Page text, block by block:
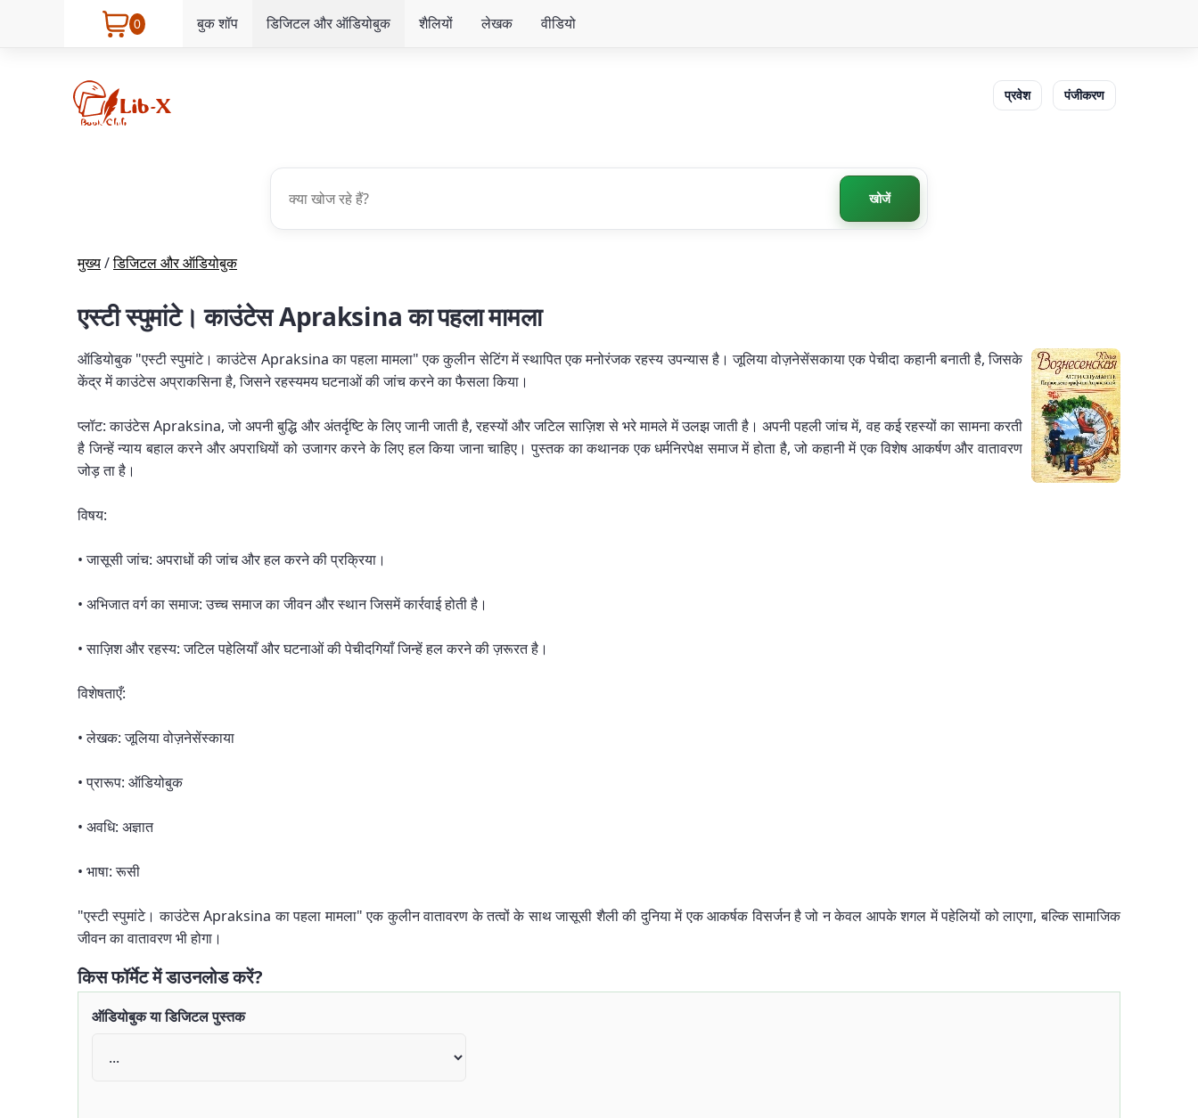
0 बुक शॉप डिजिटल और ऑडियोबुक शैलियों लेखक वीडियो
प्रवेश पंजीकरण
खोजें
मुख्य/डिजिटल और ऑडियोबुक
एस्टी स्पुमांटे। काउंटेस Apraksina का पहला मामला
ऑडियोबुक "एस्टी स्पुमांटे। काउंटेस Apraksina का पहला मामला" एक कुलीन सेटिंग में स्थापित एक मनोरंजक रहस्य उपन्यास है। जूलिया वोज़नेसेंसकाया एक पेचीदा कहानी बनाती है, जिसके
केंद्र में काउंटेस अप्राकसिना है, जिसने रहस्यमय घटनाओं की जांच करने का फैसला किया।
प्लॉट: काउंटेस Apraksina, जो अपनी बुद्धि और अंतर्दृष्टि के लिए जानी जाती है, रहस्यों और जटिल साज़िश से भरे मामले में उलझ जाती है। अपनी पहली जांच में, वह कई रहस्यों का सामना करती
है जिन्हें न्याय बहाल करने और अपराधियों को उजागर करने के लिए हल किया जाना चाहिए। पुस्तक का कथानक एक धर्मनिरपेक्ष समाज में होता है, जो कहानी में एक विशेष आकर्षण और वातावरण
जोड़ ता है।
विषय:
• जासूसी जांच: अपराधों की जांच और हल करने की प्रक्रिया।
• अभिजात वर्ग का समाज: उच्च समाज का जीवन और स्थान जिसमें कार्रवाई होती है।
• साज़िश और रहस्य: जटिल पहेलियाँ और घटनाओं की पेचीदगियाँ जिन्हें हल करने की ज़रूरत है।
विशेषताएँ:
• लेखक: जूलिया वोज़नेसेंस्काया
• प्रारूप: ऑडियोबुक
• अवधि: अज्ञात
• भाषा: रूसी
"एस्टी स्पुमांटे। काउंटेस Apraksina का पहला मामला" एक कुलीन वातावरण के तत्वों के साथ जासूसी शैली की दुनिया में एक आकर्षक विसर्जन है जो न केवल आपके शगल में पहेलियों को लाएगा, बल्कि सामाजिक
जीवन का वातावरण भी होगा।
किस फॉर्मेट में डाउनलोड करें?
ऑडियोबुक या डिजिटल पुस्तक